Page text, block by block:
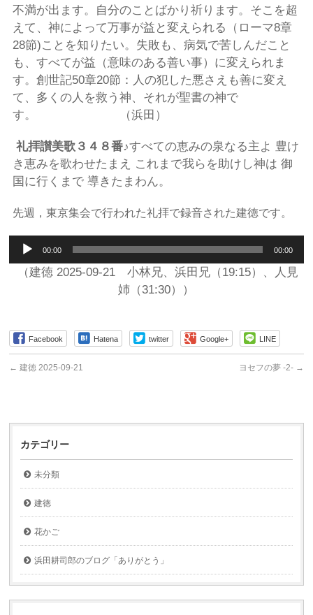
不満が出ます。自分のことばかり祈ります。そこを超
えて、神によって万事が益と変えられる（ローマ8章
28節)ことを知りたい。失敗も、病気で苦しんだこと
も、すべてが益（意味のある善い事）に変えられま
す。創世記50章20節：人の犯した悪さえも善に変え
て、多くの人を救う神、それが聖書の神で
す。 （浜田）
礼拝讃美歌３４８番♪すべての恵みの泉なる主よ 豊け
き恵みを歌わせたまえ これまで我らを助けし神は 御
国に行くまで 導きたまわん。
先週，東京集会で行われた礼拝で録音された建徳です。
ー
00:00 00:00
（建徳 2025-09-21 小林兄、浜田兄（19:15）、人見
姉（31:30））
Facebook Hatena twitter Google+ LINE
← 建徳 2025-09-21 ヨセフの夢 -2- →
カテゴリー
未分類
建徳
花かご
浜田耕司郎のブログ「ありがとう」